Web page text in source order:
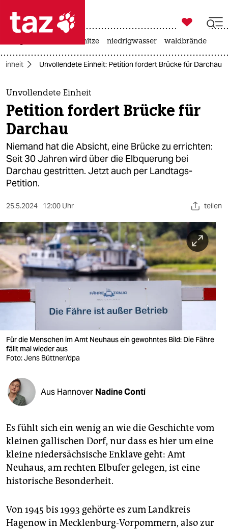
 taz zahl ich
taz zahl ich
themen
politik
öko
gesellschaft
kultur
sport
berlin
nord
wahrheit
verlag
veranstaltungen
shop
fragen & hilfe
unterstützen
genossenschaft
epaper login

taz zahl ich
hitze niedrigwasser waldbrände
Unvollendete Einheit: Petition fordert Brücke für Darchau
Unvollendete Einheit
Petition fordert Brücke für
Darchau
Niemand hat die Absicht, eine Brücke zu errichten:
Seit 30 Jahren wird über die Elbquerung bei
Darchau gestritten. Jetzt auch per Landtags-
Petition.
25.5.2024 12:00 Uhr teilen
Für die Menschen im Amt Neuhaus ein gewohntes Bild: Die Fähre
fällt mal wieder aus
Foto: Jens Büttner/dpa
Aus Hannover Nadine Conti
Es fühlt sich ein wenig an wie die Geschichte vom
kleinen gallischen Dorf, nur dass es hier um eine
kleine niedersächsische Enklave geht: Amt
Neuhaus, am rechten Elbufer gelegen, ist eine
historische Besonderheit.
Von 1945 bis 1993 gehörte es zum Landkreis
Hagenow in Mecklenburg-Vorpommern, also zur